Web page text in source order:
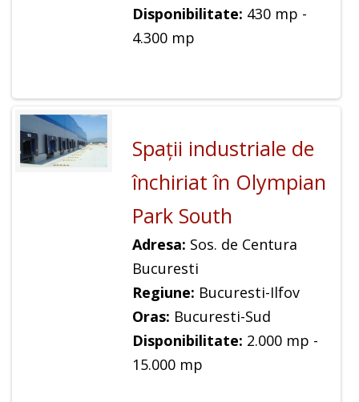
Disponibilitate: 430 mp -
4.300 mp
Spaţii industriale de
închiriat în Olympian
Park South
Adresa: Sos. de Centura
Bucuresti
Regiune: Bucuresti-Ilfov
Oras: Bucuresti-Sud
Disponibilitate: 2.000 mp -
15.000 mp